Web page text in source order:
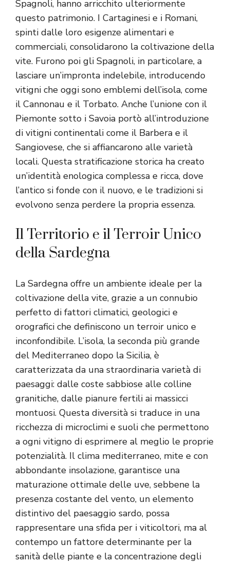
Spagnoli, hanno arricchito ulteriormente
questo patrimonio. I Cartaginesi e i Romani,
spinti dalle loro esigenze alimentari e
commerciali, consolidarono la coltivazione della
vite. Furono poi gli Spagnoli, in particolare, a
lasciare un’impronta indelebile, introducendo
vitigni che oggi sono emblemi dell’isola, come
il Cannonau e il Torbato. Anche l’unione con il
Piemonte sotto i Savoia portò all’introduzione
di vitigni continentali come il Barbera e il
Sangiovese, che si affiancarono alle varietà
locali. Questa stratificazione storica ha creato
un’identità enologica complessa e ricca, dove
l’antico si fonde con il nuovo, e le tradizioni si
evolvono senza perdere la propria essenza.
Il Territorio e il Terroir Unico
della Sardegna
La Sardegna offre un ambiente ideale per la
coltivazione della vite, grazie a un connubio
perfetto di fattori climatici, geologici e
orografici che definiscono un terroir unico e
inconfondibile. L’isola, la seconda più grande
del Mediterraneo dopo la Sicilia, è
caratterizzata da una straordinaria varietà di
paesaggi: dalle coste sabbiose alle colline
granitiche, dalle pianure fertili ai massicci
montuosi. Questa diversità si traduce in una
ricchezza di microclimi e suoli che permettono
a ogni vitigno di esprimere al meglio le proprie
potenzialità. Il clima mediterraneo, mite e con
abbondante insolazione, garantisce una
maturazione ottimale delle uve, sebbene la
presenza costante del vento, un elemento
distintivo del paesaggio sardo, possa
rappresentare una sfida per i viticoltori, ma al
contempo un fattore determinante per la
sanità delle piante e la concentrazione degli